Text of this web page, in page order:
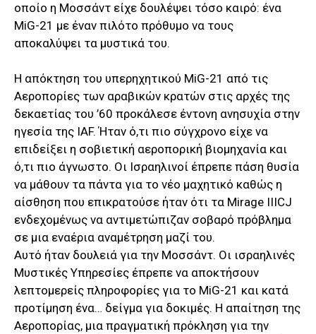
οποίο η Μοσσάντ είχε δουλέψει τόσο καιρό: ένα
MiG-21 με έναν πιλότο πρόθυμο να τους
αποκαλύψει τα μυστικά του.
Η απόκτηση του υπερηχητικού MiG-21 από τις
Αεροπορίες των αραβικών κρατών στις αρχές της
δεκαετίας του ’60 προκάλεσε έντονη ανησυχία στην
ηγεσία της ΙΑF. Ήταν ό,τι πιο σύγχρονο είχε να
επιδείξει η σοβιετική αεροπορική βιομηχανία και
ό,τι πιο άγνωστο. Οι Ισραηλινοί έπρεπε πάση θυσία
να μάθουν τα πάντα για το νέο μαχητικό καθώς η
αίσθηση που επικρατούσε ήταν ότι τα Mirage IIICJ
ενδεχομένως να αντιμετώπιζαν σοβαρό πρόβλημα
σε μια εναέρια αναμέτρηση μαζί του.
Αυτό ήταν δουλειά για την Μοσσάντ. Οι ισραηλινές
Μυστικές Υπηρεσίες έπρεπε να αποκτήσουν
λεπτομερείς πληροφορίες για το MiG-21 και κατά
προτίμηση ένα… δείγμα για δοκιμές. Η απαίτηση της
Αεροπορίας, μια πραγματική πρόκληση για την